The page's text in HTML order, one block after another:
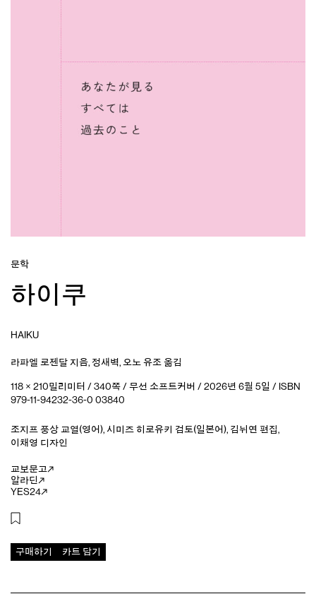
문학
하이쿠
HAIKU
라파엘 로젠달 지음, 정새벽, 오노 유조 옮김
118 × 210밀리미터 / 340쪽 / 무선 소프트커버 / 2026년 6월 5일 / ISBN
979-11-94232-36-0 03840
조지프 풍상 교열(영어) 시미즈 히로유키 검토(일본어) 김뉘연 편집
이채영 디자인
교보문고
알라딘
YES24
카트 담기
구매하기